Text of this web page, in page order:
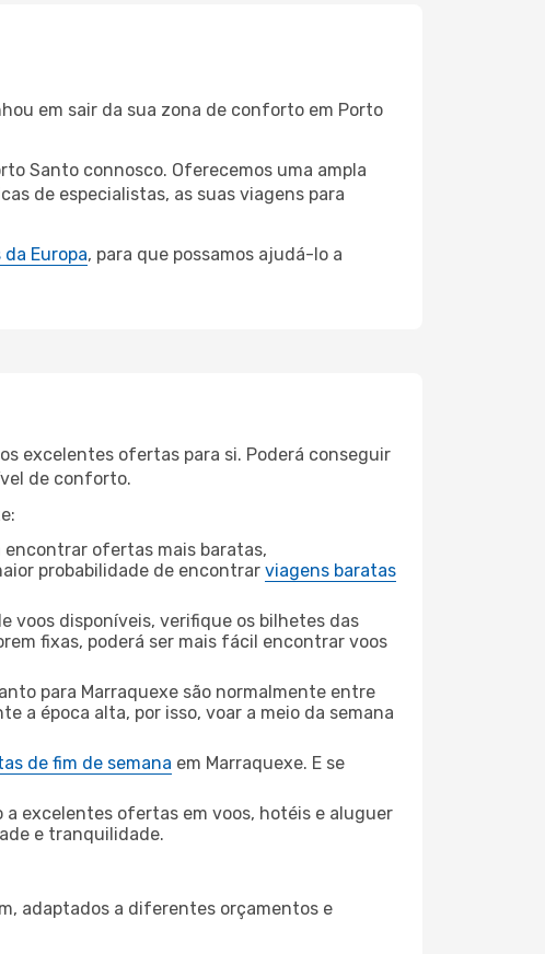
em sair da sua zona de conforto em Porto
Santo connosco. Oferecemos uma ampla
de especialistas, as suas viagens para
Europa, para que possamos ajudá-lo a
excelentes ofertas para si. Poderá conseguir
de conforto.
encontrar ofertas mais baratas,
probabilidade de encontrar viagens baratas
voos disponíveis, verifique os bilhetes das
fixas, poderá ser mais fácil encontrar voos
para Marraquexe são normalmente entre
a época alta, por isso, voar a meio da semana
de fim de semana em Marraquexe. E se
a excelentes ofertas em voos, hotéis e aluguer
e tranquilidade.
adaptados a diferentes orçamentos e